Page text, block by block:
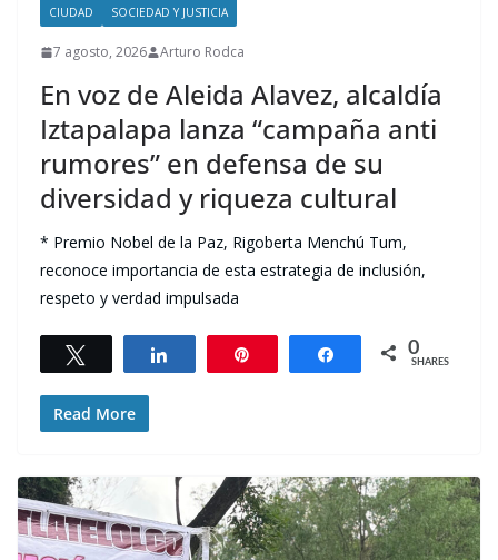
CIUDAD SOCIEDAD Y JUSTICIA
7 agosto, 2026 Arturo Rodca
En voz de Aleida Alavez, alcaldía
Iztapalapa lanza “campaña anti
rumores” en defensa de su
diversidad y riqueza cultural
* Premio Nobel de la Paz, Rigoberta Menchú Tum,
reconoce importancia de esta estrategia de inclusión,
respeto y verdad impulsada
Share 0
SHARES
Read More